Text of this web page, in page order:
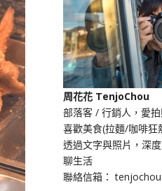
周花花 TenjoChou
部落客 / 行銷人，愛
喜歡美食(拉麵/咖啡狂
透過文字與照片，深
聊生活
聯絡信箱：